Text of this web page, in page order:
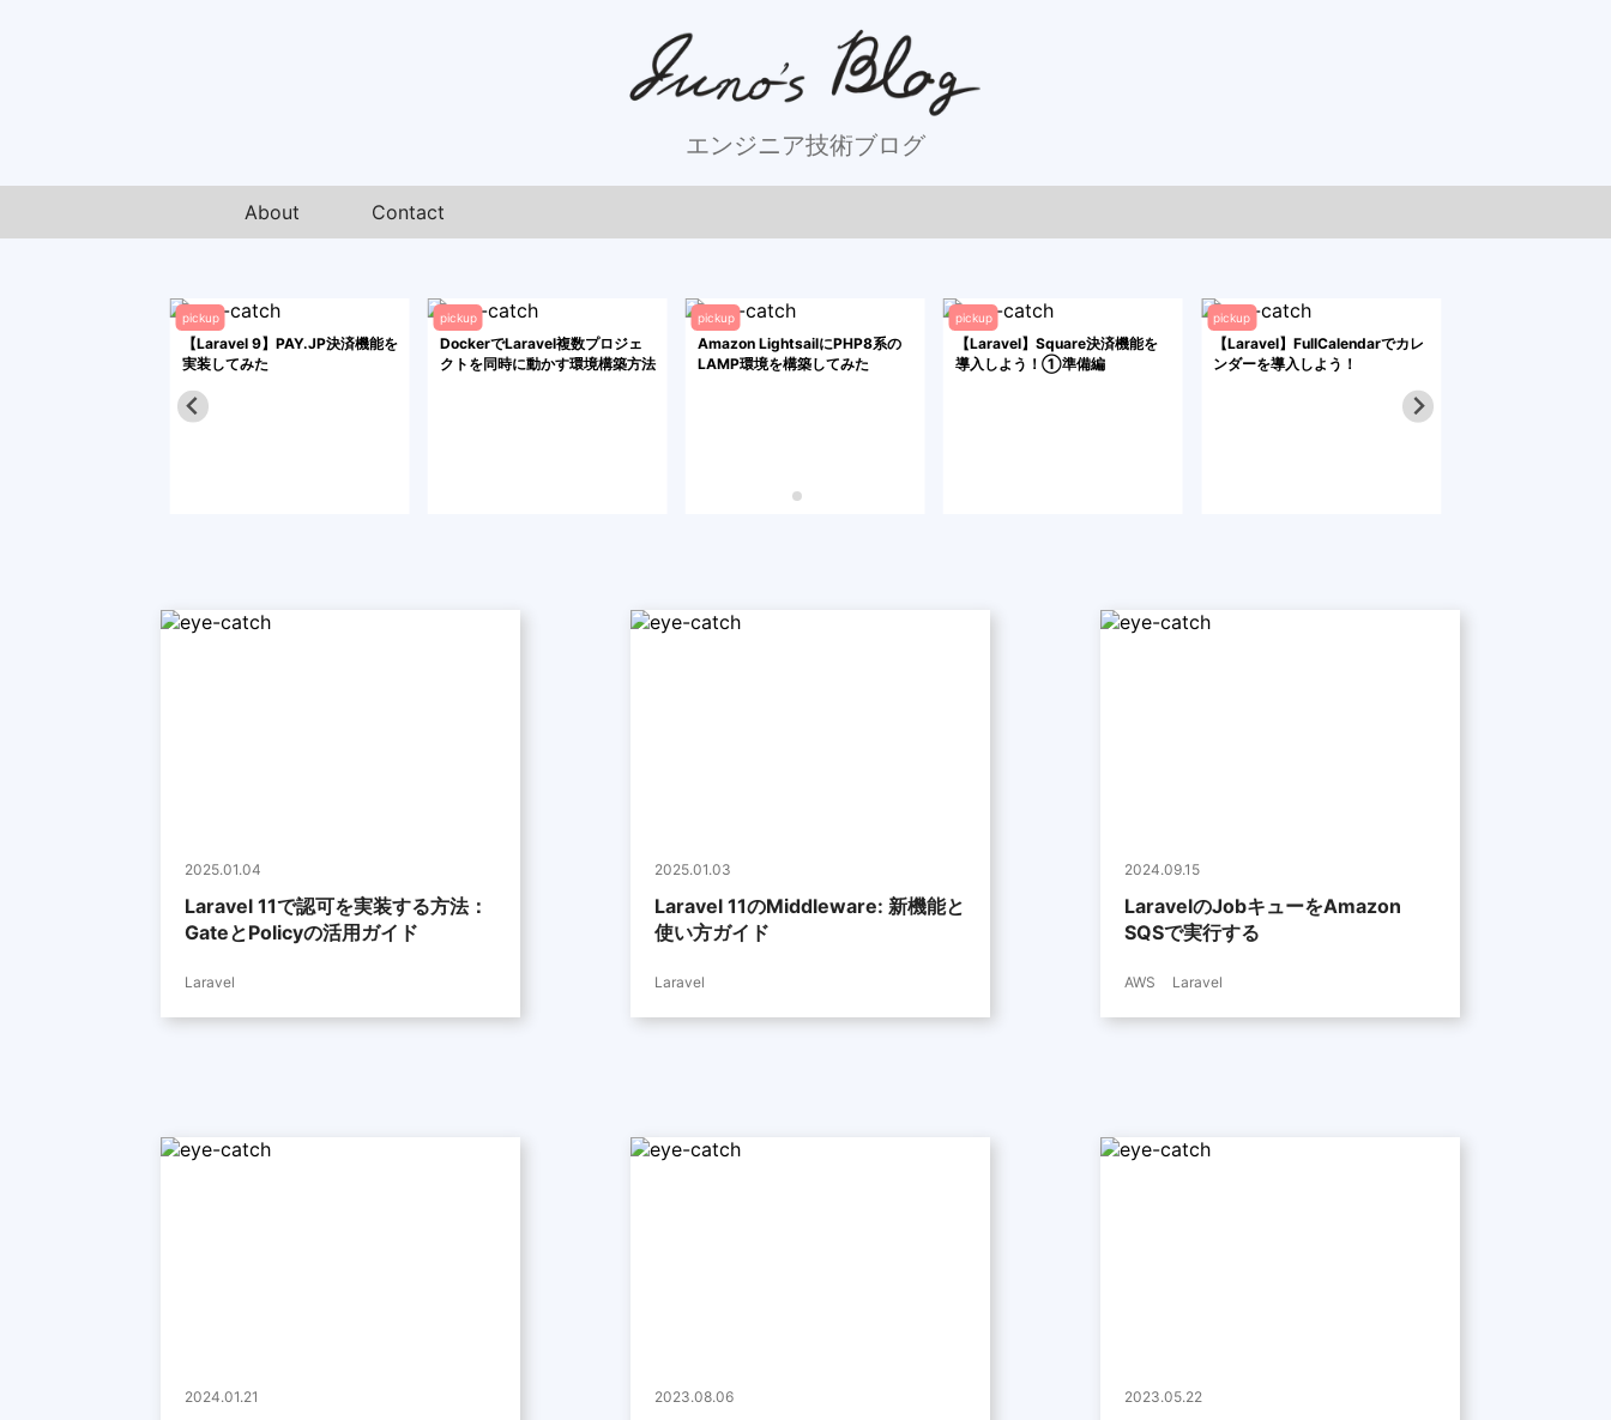
エンジニア技術ブログ
About Contact
pickup
【Laravel 9】PAY.JP決済機能を
実装してみた
pickup
DockerでLaravel複数プロジェ
クトを同時に動かす環境構築方法
pickup
Amazon LightsailにPHP8系の
LAMP環境を構築してみた
pickup
【Laravel】Square決済機能を
導入しよう！①準備編
pickup
【Laravel】FullCalendarでカレ
ンダーを導入しよう！
2025.01.04
Laravel 11で認可を実装する方法：
GateとPolicyの活用ガイド
Laravel
2025.01.03
Laravel 11のMiddleware: 新機能と
使い方ガイド
Laravel
2024.09.15
LaravelのJobキューをAmazon
SQSで実行する
AWS Laravel
2024.01.21 2023.08.06 2023.05.22